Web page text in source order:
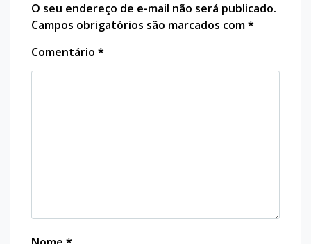
O seu endereço de e-mail não será publicado.
Campos obrigatórios são marcados com*
Comentário *